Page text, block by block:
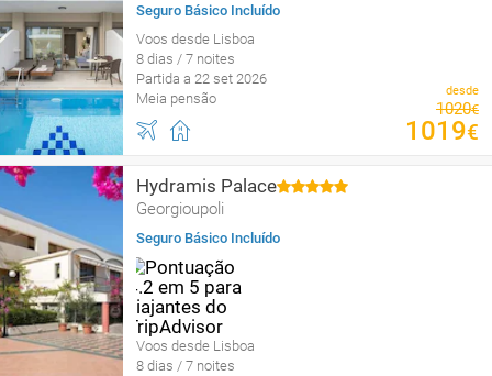
Seguro Básico Incluído
Voos desde Lisboa
8 dias / 7 noites
Partida a 22 set 2026
Meia pensão
desde
1020€
1019€
Hydramis Palace
Georgioupoli
Seguro Básico Incluído
Voos desde Lisboa
8 dias / 7 noites